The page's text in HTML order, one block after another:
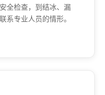
全检查，到结冰、漏
系专业人员的情形。